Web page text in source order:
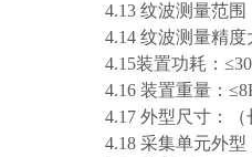
4.13 纹波测量范围
4.14 纹波测量精度
4.15装置功耗：
4.16 装置重量：
4.17 外型尺寸：
4.18 采集单元外型